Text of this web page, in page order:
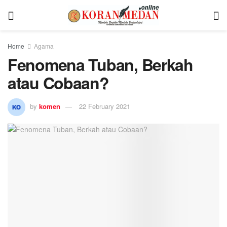
Home Agama
Fenomena Tuban, Berkah
atau Cobaan?
by komen 22 February 2021